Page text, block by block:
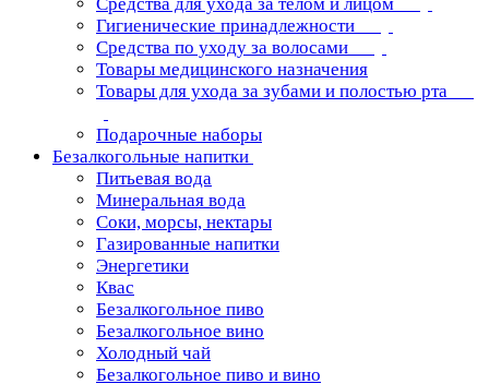
Гигиенические принадлежности
Средства по уходу за волосами
Товары медицинского назначения
Товары для ухода за зубами и полостью рта
Подарочные наборы
Безалкогольные напитки
Питьевая вода
Минеральная вода
Соки, морсы, нектары
Газированные напитки
Энергетики
Квас
Безалкогольное пиво
Безалкогольное вино
Холодный чай
Безалкогольное пиво и вино